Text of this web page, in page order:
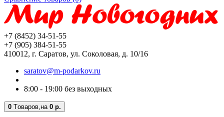
+7 (8452) 34-51-55
+7 (905) 384-51-55
410012, г. Саратов, ул. Соколовая, д. 10/16
saratov@m-podarkov.ru
8:00 - 19:00 без выходных
0 Tоваров, на 0 р.